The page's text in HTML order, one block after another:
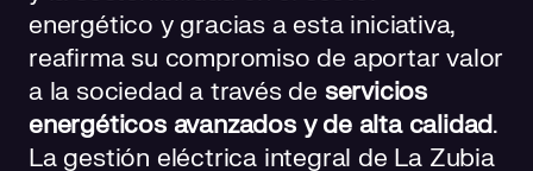
energético y gracias a esta iniciativa,
reafirma su compromiso de aportar valor
a la sociedad a través de servicios
energéticos avanzados y de alta calidad.
La gestión eléctrica integral de La Zubia